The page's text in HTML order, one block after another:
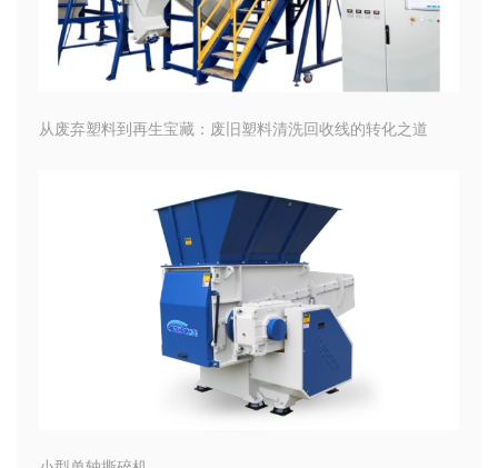
从废弃塑料到再生宝藏：废旧塑料清洗回收线的转化之道